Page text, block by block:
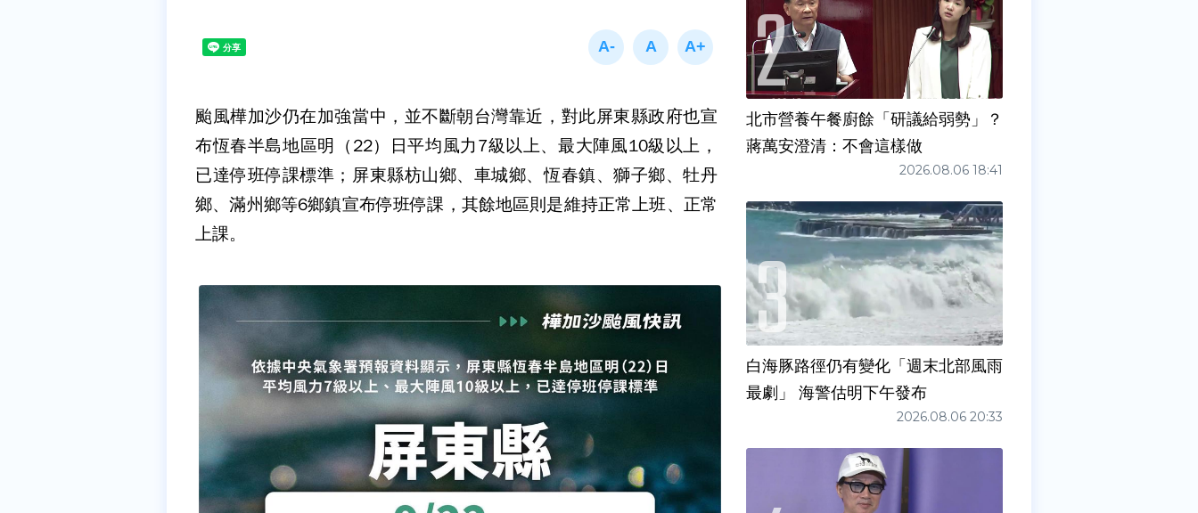
颱風樺加沙仍在加強當中，並不斷朝台灣靠近，對此屏東縣政府也宣
布恆春半島地區明（22）日平均風力7級以上、最大陣風10級以上，
已達停班停課標準；屏東縣枋山鄉、車城鄉、恆春鎮、獅子鄉、牡丹
鄉、滿州鄉等6鄉鎮宣布停班停課，其餘地區則是維持正常上班、正常
上課。
北市營養午餐廚餘「研議給弱勢」？
蔣萬安澄清：不會這樣做
2026.08.06 18:41
白海豚路徑仍有變化「週末北部風雨
最劇」 海警估明下午發布
2026.08.06 20:33